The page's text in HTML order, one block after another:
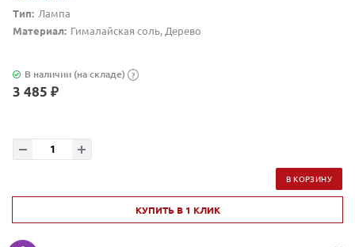
Тип: Лампа
Материал: Гималайская соль, Дерево
В наличии (на складе) ?
3 485 ₽
В КОРЗИНУ
КУПИТЬ В 1 КЛИК